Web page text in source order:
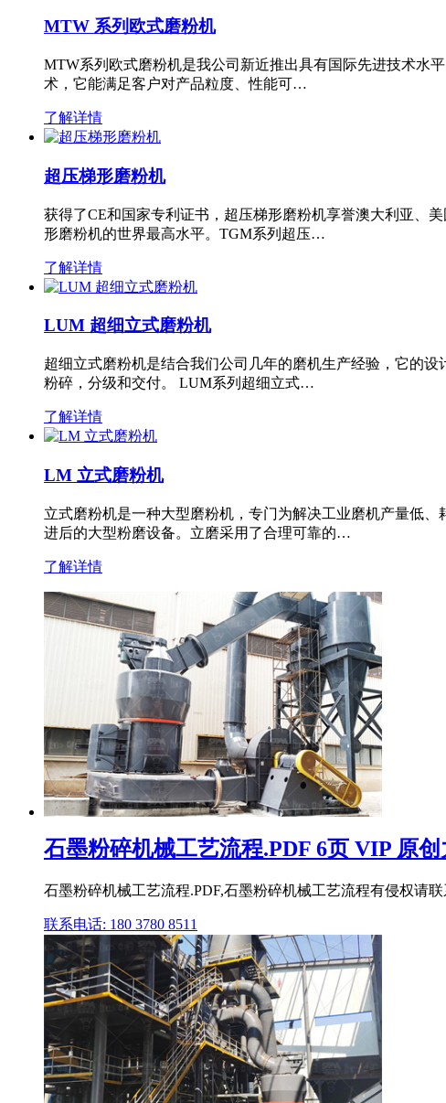
MTW 系列欧式磨粉机
MTW系列欧式磨粉机是我公司新近推出具有国际先进技术水
术，它能满足客户对产品粒度、性能可…
了解详情
超压梯形磨粉机
获得了CE和国家专利证书，超压梯形磨粉机享誉澳大利亚、
形磨粉机的世界最高水平。TGM系列超压…
了解详情
LUM 超细立式磨粉机
超细立式磨粉机是结合我们公司几年的磨机生产经验，它的
粉碎，分级和交付。 LUM系列超细立式…
了解详情
LM 立式磨粉机
立式磨粉机是一种大型磨粉机，专门为解决工业磨机产量低
进后的大型粉磨设备。立磨采用了合理可靠的…
了解详情
石墨粉碎机械工艺流程.PDF 6页 VIP 原
石墨粉碎机械工艺流程.PDF,石墨粉碎机械工艺流程有侵权请
联系电话: 180 3780 8511